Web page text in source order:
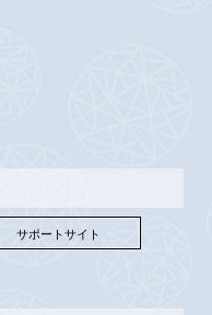
サポートサイト